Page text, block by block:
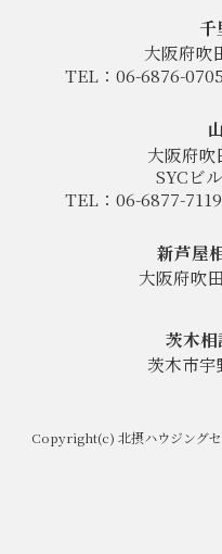
千
大阪府吹
TEL：06-6876-0705
大阪府
SYCビ
TEL：06-6877-7119
新芦屋
大阪府吹
茨木相
茨木市宇
Copyright(c) 北摂ハウジング